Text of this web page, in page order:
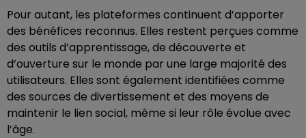
Pour autant, les plateformes continuent d’apporter
des bénéfices reconnus. Elles restent perçues comme
des outils d’apprentissage, de découverte et
d’ouverture sur le monde par une large majorité des
utilisateurs. Elles sont également identifiées comme
des sources de divertissement et des moyens de
maintenir le lien social, même si leur rôle évolue avec
l’âge.